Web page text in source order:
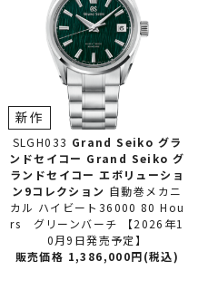
SLGH033 Grand Seiko グラ
ンドセイコー Grand Seiko グ
ランドセイコー エボリューショ
ン9コレクション 自動巻メカニ
カル ハイビート36000 80 Hou
rs グリーンバーチ 【2026年1
0月9日発売予定】
新作
販売価格 1,386,000円(税込)